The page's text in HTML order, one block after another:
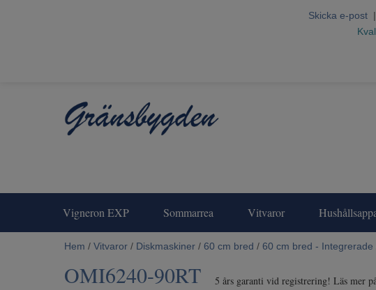
Skicka e-post
Vigneron EXP Sommarrea Vitvaror
Hem / Vitvaror / Diskmaskiner / 60 cm bred / 60 cm bred - Integrerade
OMI6240-90RT 5 års garanti vid registrering! Läs mer